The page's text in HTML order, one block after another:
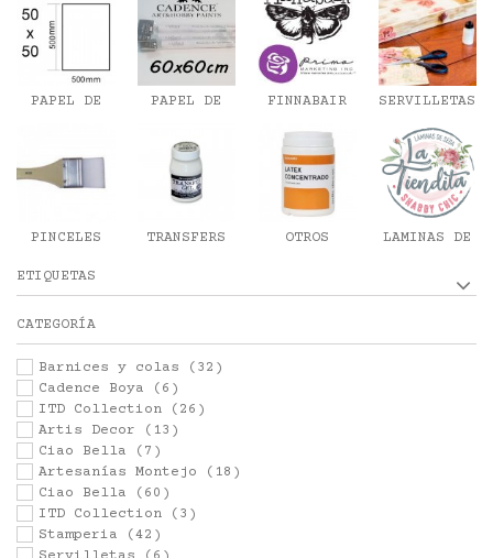
54/48X33
PAPEL DE
PAPEL DE
ROLLO
FINNABAIR
PAPER
70X50CM
SERVILLETAS
PINCELES
TRANSFERS
OTROS
LAMINAS DE
ETIQUETAS
CATEGORÍA
Barnices y colas (32)
Cadence Boya (6)
ITD Collection (26)
Artis Decor (13)
Ciao Bella (7)
Artesanías Montejo (18)
Ciao Bella (60)
ITD Collection (3)
Stamperia (42)